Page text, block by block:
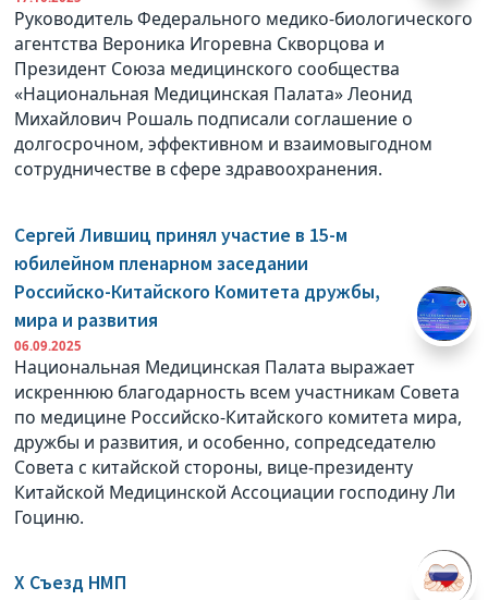
Руководитель Федерального медико-биологического
агентства Вероника Игоревна Скворцова и
Президент Союза медицинского сообщества
«Национальная Медицинская Палата» Леонид
Михайлович Рошаль подписали соглашение о
долгосрочном, эффективном и взаимовыгодном
сотрудничестве в сфере здравоохранения.
Сергей Лившиц принял участие в 15-м
юбилейном пленарном заседании
Российско-Китайского Комитета дружбы,
мира и развития
06.09.2025
Национальная Медицинская Палата выражает
искреннюю благодарность всем участникам Совета
по медицине Российско-Китайского комитета мира,
дружбы и развития, и особенно, сопредседателю
Совета с китайской стороны, вице-президенту
Китайской Медицинской Ассоциации господину Ли
Гоциню.
X Съезд НМП